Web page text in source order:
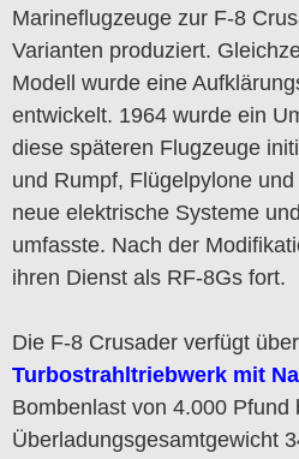
Marineflugzeuge zur F-8
Varianten produziert.
Modell wurde eine
entwickelt. 1964 wurde ein
diese späteren Flugzeuge
und Rumpf, Flügelpylone
neue elektrische Systeme
umfasste. Nach der
ihren Dienst als RF-8Gs fort.
Die F-8 Crusader verfügt
Turbostrahltriebwerk mit
Bombenlast von 4.000 Pfund
Überladungsgesamtgewicht